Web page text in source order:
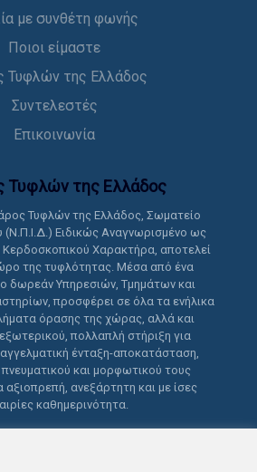
με συνθέτη φωνής
Ποιοι είμαστε
Τυφλών της Ελλάδος
Συντελεστές
Επικοινωνία
Τυφλών της Ελλάδoς
Τυφλών της Ελλάδος, Σωματείο
(Ν.Π.Ι.Δ.) Ειδικώς Αναγνωρισμένο ως
Χαρακτήρα, αποτελεί
της τυφλότητας. Μέσα από ένα
δωρεάν Υπηρεσιών, Τμημάτων και
προσφέρει σε όλα τα ενήλικα
όρασης της χώρας, αλλά και
πολλαπλή στήριξη για
ένταξη-αποκατάσταση,
και μορφωτικού τους
αξιοπρεπή, ανεξάρτητη και με ίσες
καθημερινότητα.